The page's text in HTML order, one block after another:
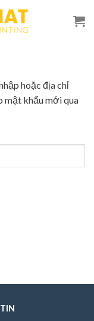
hoặc địa chỉ
mật khẩu mới qua